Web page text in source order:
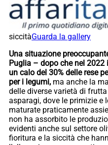
siccitàGuarda la gallery
Una situazione
Puglia – dopo che nel
un calo del 30% delle rese
per i legumi, ma anche la
delle diverse varietà di
asparagi, dove le primizie e
maturate praticamente
non ha assorbito le
evidenti anche sul settore
fioritura e la siccità che